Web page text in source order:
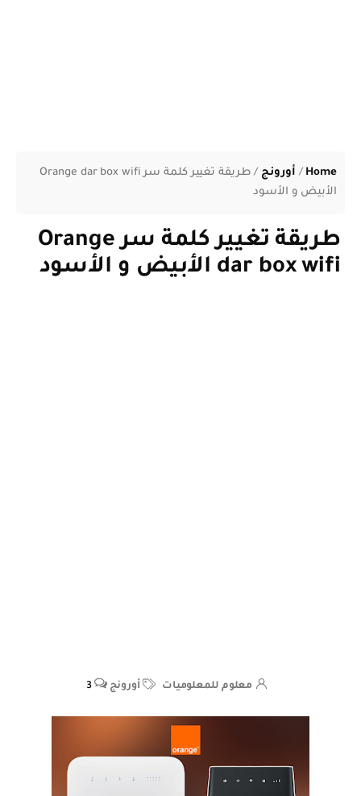
Home
/ أورونج /
طريقة تغيير كلمة سر Orange dar box wifi
الأبيض و الأسود
طريقة تغيير كلمة سر Orange
dar box wifi الأبيض و الأسود
معلوم للمعلوميات أورونج 3